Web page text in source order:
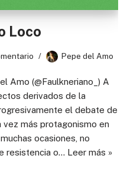
Loco
Pepe del Amo
Amo (@Faulkneriano_) A
derivados de la
el debate de
más protagonismo en
ocasiones, no
resistencia o… Leer más »